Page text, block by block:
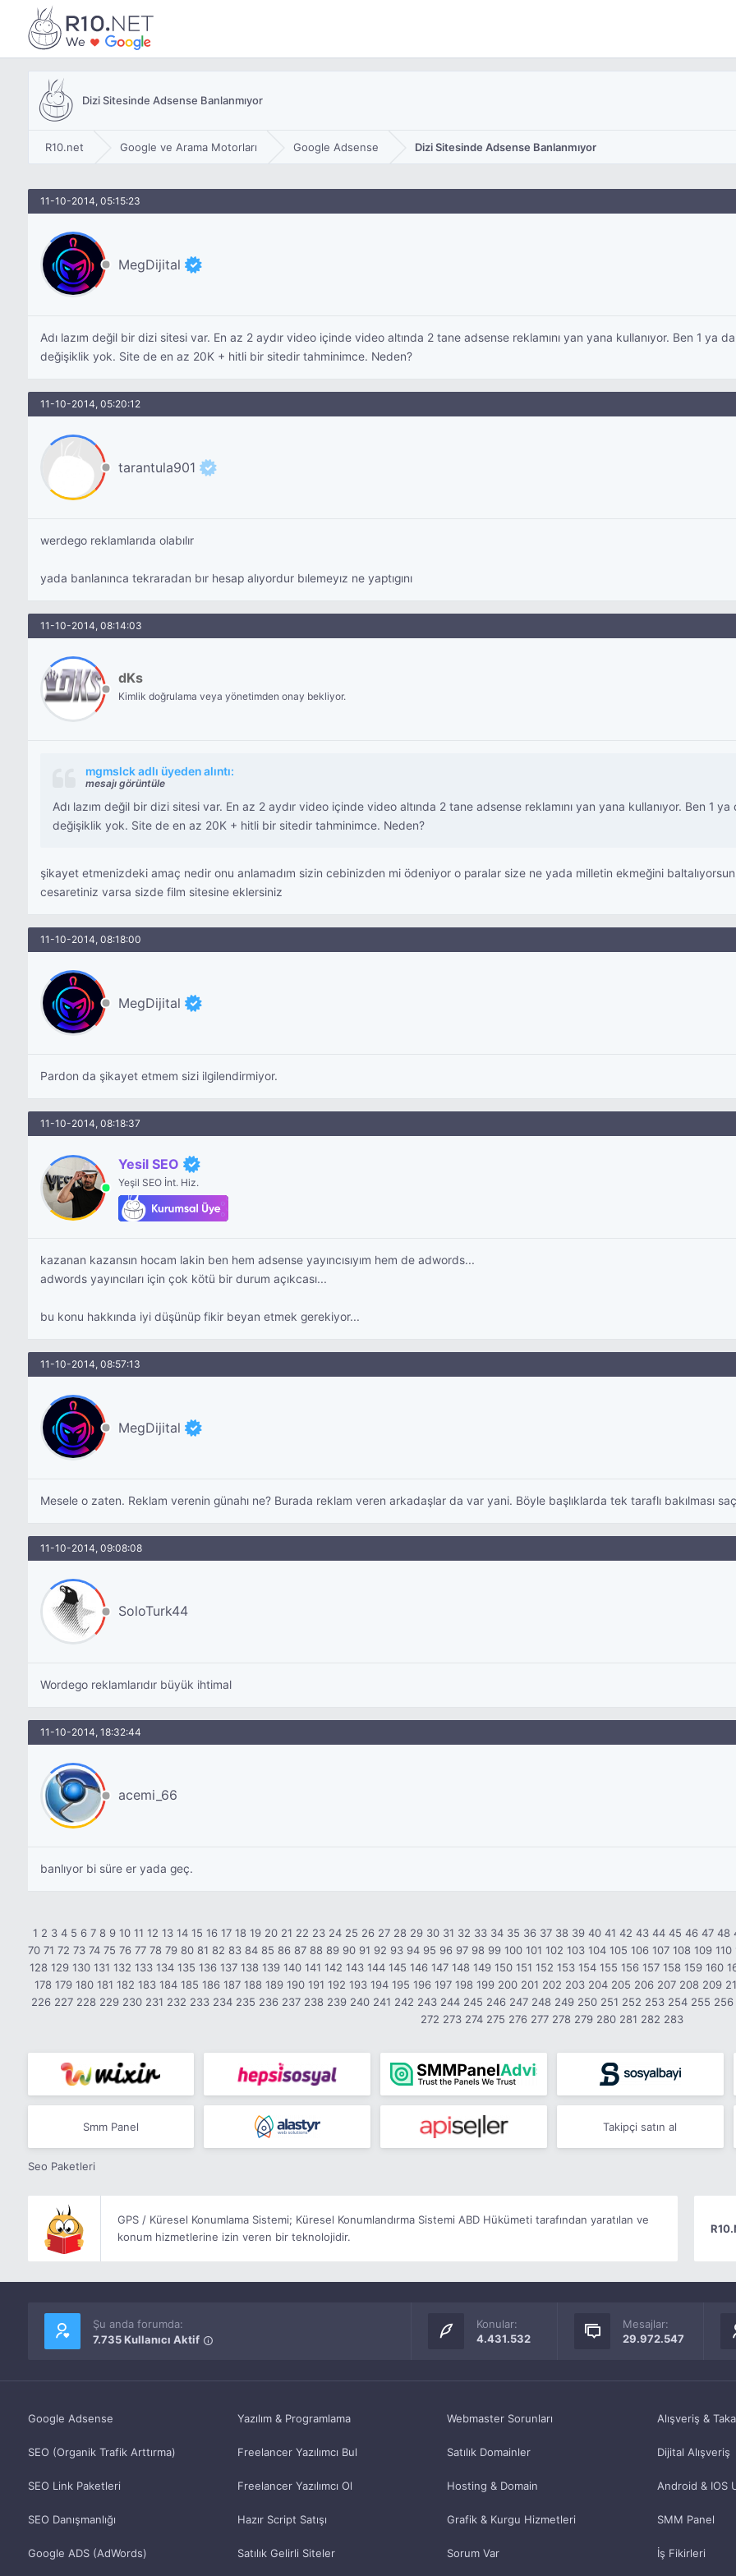
Dizi Sitesinde Adsense Banlanmıyor
R10.net Google ve Arama Motorları Google Adsense Dizi Sitesinde Adsense Banlanmıyor
11-10-2014, 05:15:23
MegDijital
Adı lazım değil bir dizi sitesi var. En az 2 aydır video içinde video altında 2 tane adsense reklamını yan yana kullanıyor. Ben 1
değişiklik yok. Site de en az 20K + hitli bir sitedir tahminimce. Neden?
11-10-2014, 05:20:12
tarantula901
werdego reklamlarıda olabılır
yada banlanınca tekraradan bır hesap alıyordur bılemeyız ne yaptıgını
11-10-2014, 08:14:03
dKs
Kimlik doğrulama veya yönetimden onay bekliyor.
mgmslck adlı üyeden alıntı:
mesajı görüntüle
Adı lazım değil bir dizi sitesi var. En az 2 aydır video içinde video altında 2 tane adsense reklamını yan yana kullanıyor. Ben 1
değişiklik yok. Site de en az 20K + hitli bir sitedir tahminimce. Neden?
şikayet etmenizdeki amaç nedir onu anlamadım sizin cebinizden mi ödeniyor o paralar size ne yada milletin ekmeğini
cesaretiniz varsa sizde film sitesine eklersiniz
11-10-2014, 08:18:00
MegDijital
Pardon da şikayet etmem sizi ilgilendirmiyor.
11-10-2014, 08:18:37
Yesil SEO
Yeşil SEO İnt. Hiz.
kazanan kazansın hocam lakin ben hem adsense yayıncısıyım hem de adwords...
adwords yayıncıları için çok kötü bir durum açıkcası...
bu konu hakkında iyi düşünüp fikir beyan etmek gerekiyor...
11-10-2014, 08:57:13
MegDijital
Mesele o zaten. Reklam verenin günahı ne? Burada reklam veren arkadaşlar da var yani. Böyle başlıklarda tek taraflı bakılması
11-10-2014, 09:08:08
SoloTurk44
Wordego reklamlarıdır büyük ihtimal
11-10-2014, 18:32:44
acemi_66
banlıyor bi süre er yada geç.
1 2 3 4 5 6 7 8 9 10 11 12 13 14 15 16 17 18 19 20 21 22 23 24 25 26 27 28 29 30 31 32 33 34 35 36 37 38 39 40 41 42 43 44 45 46 47 48
70 71 72 73 74 75 76 77 78 79 80 81 82 83 84 85 86 87 88 89 90 91 92 93 94 95 96 97 98 99 100 101 102 103 104 105 106 107 108 109 110
128 129 130 131 132 133 134 135 136 137 138 139 140 141 142 143 144 145 146 147 148 149 150 151 152 153 154 155 156 157 158 159 160
178 179 180 181 182 183 184 185 186 187 188 189 190 191 192 193 194 195 196 197 198 199 200 201 202 203 204 205 206 207 208 209
226 227 228 229 230 231 232 233 234 235 236 237 238 239 240 241 242 243 244 245 246 247 248 249 250 251 252 253 254 255 256
272 273 274 275 276 277 278 279 280 281 282 283
Smm Panel Takipçi satın al
Seo Paketleri
GPS / Küresel Konumlama Sistemi; Küresel Konumlandırma Sistemi ABD Hükümeti tarafından yaratılan ve
konum hizmetlerine izin veren bir teknolojidir.
Şu anda forumda:
7.735 Kullanıcı Aktif
Konular:
4.431.532
Mesajlar:
29.972.547
Google Adsense
SEO (Organik Trafik Arttırma)
SEO Link Paketleri
SEO Danışmanlığı
Google ADS (AdWords)
Yazılım & Programlama
Freelancer Yazılımcı Bul
Freelancer Yazılımcı Ol
Hazır Script Satışı
Satılık Gelirli Siteler
Webmaster Sorunları
Satılık Domainler
Hosting & Domain
Grafik & Kurgu Hizmetleri
Sorum Var
Alışveriş &
Dijital Alışveriş
Android & IOS
SMM Panel
İş Fikirleri